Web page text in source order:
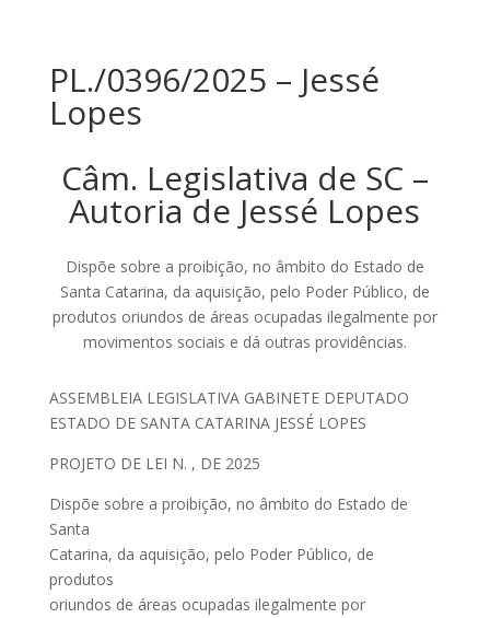
PL./0396/2025 – Jessé
Lopes
Câm. Legislativa de SC –
Autoria de Jessé Lopes
Dispõe sobre a proibição, no âmbito do Estado de
Santa Catarina, da aquisição, pelo Poder Público, de
produtos oriundos de áreas ocupadas ilegalmente por
movimentos sociais e dá outras providências.
ASSEMBLEIA LEGISLATIVA GABINETE DEPUTADO
ESTADO DE SANTA CATARINA JESSÉ LOPES
PROJETO DE LEI N. , DE 2025
Dispõe sobre a proibição, no âmbito do Estado de
Santa
Catarina, da aquisição, pelo Poder Público, de
produtos
oriundos de áreas ocupadas ilegalmente por